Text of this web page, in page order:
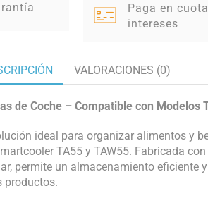
Paga en
intereses
VALORACIONES (0)
de Coche – Compatible con Modelos
ideal para organizar alimentos y
TA55 y TAW55. Fabricada
permite un almacenamiento eficiente
productos.